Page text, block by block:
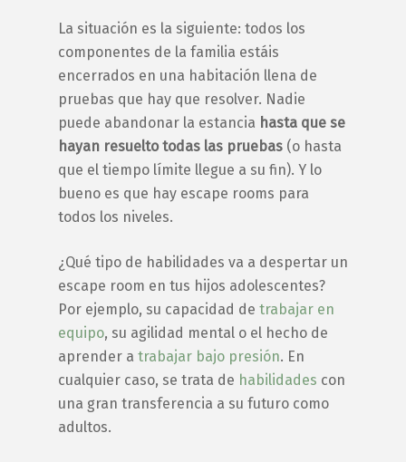
La situación es la siguiente: todos los
componentes de la familia estáis
encerrados en una habitación llena de
pruebas que hay que resolver. Nadie
puede abandonar la estancia hasta que se
hayan resuelto todas las pruebas (o hasta
que el tiempo límite llegue a su fin). Y lo
bueno es que hay escape rooms para
todos los niveles.
¿Qué tipo de habilidades va a despertar un
escape room en tus hijos adolescentes?
Por ejemplo, su capacidad de trabajar en
equipo, su agilidad mental o el hecho de
aprender a trabajar bajo presión. En
cualquier caso, se trata de habilidades con
una gran transferencia a su futuro como
adultos.